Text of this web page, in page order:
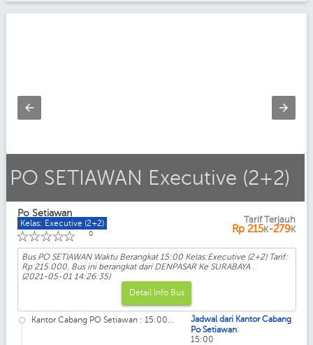
PO SETIAWAN Executive (2+2)
Po Setiawan
Kelas: Executive (2+2)
☆
☆
☆
☆
☆ 0
Tarif Terjauh
Rp 215K-279K
Bus PO SETIAWAN Waktu Berangkat 15:00 Kelas:Executive (2+2) Tarif:
Rp 215.000. Bus ini berangkat dari DENPASAR Ke SURABAYA .
(2021-05-01 14:26:35)
Detail Info Bus
Kantor Cabang PO Setiawan : 15:00...
Jadwal dari Kantor Cabang
Po Setiawan:
15:00